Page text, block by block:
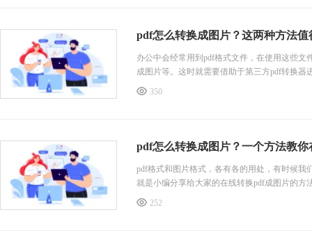
pdf怎么转换成图片？这两种方法值
办公中会经常用到pdf格式文件，在使用这些
成图片等。这时就需要借助于第三方pdf转换
350
pdf怎么转换成图片？一个方法教你
pdf格式和图片格式，各有各的用处，有时候我
就是小编分享给大家的在线转换pdf成图片的方
252